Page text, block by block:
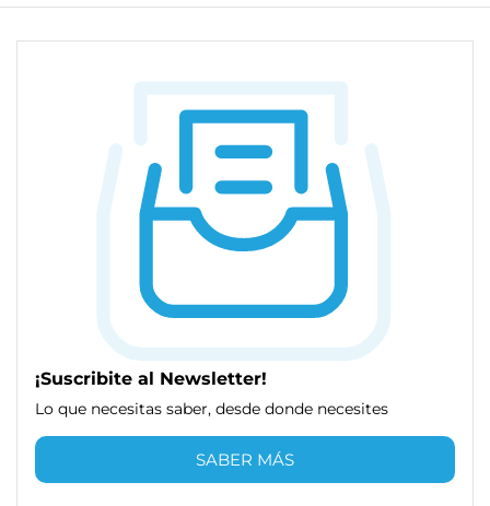
¡Suscribite al Newsletter!
Lo que necesitas saber, desde donde necesites
SABER MÁS